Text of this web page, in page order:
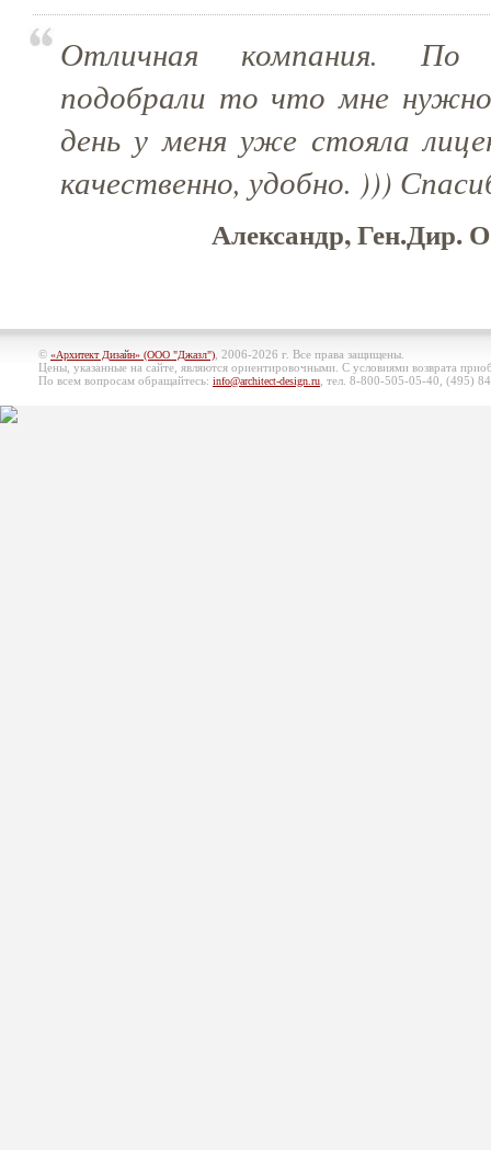
Отличная компания. По
подобрали то что мне
день у меня уже стояла
качественно, удобно. )))
Александр,
© «Архитект Дизайн» (ООО "Джазл") , 2006-2026 г. Все права защищены.
Цены, указанные на сайте, являются ориентировочными. С условиями возврата
По всем вопросам обращайтесь: info@architect-design.ru , тел. 8-800-505-05-40, (495)